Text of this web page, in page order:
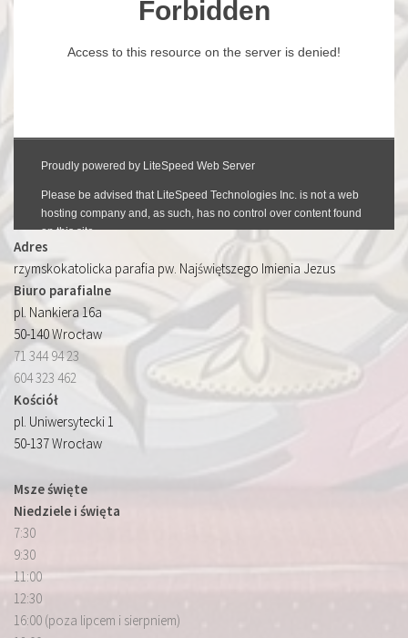
Adres
rzymskokatolicka parafia pw. Najświętszego Imienia Jezus
Biuro parafialne
pl. Nankiera 16a
50-140 Wrocław
71 344 94 23
604 323 462
Kościół
pl. Uniwersytecki 1
50-137 Wrocław
Msze święte
Niedziele i święta
7:30
9:30
11:00
12:30
16:00 (poza lipcem i sierpniem)